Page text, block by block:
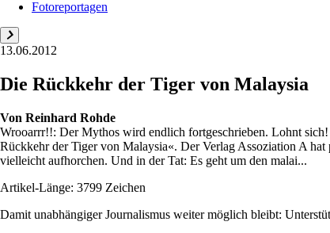
Fotoreportagen
13.06.2012
Die Rückkehr der Tiger von Malaysia
Von Reinhard Rohde
Wrooarrr!!: Der Mythos wird endlich fortgeschrieben. Lohnt
Rückkehr der Tiger von Malaysia«. Der Verlag Assoziation A hat
vielleicht aufhorchen. Und in der Tat: Es geht um den malai...
Artikel-Länge: 3799 Zeichen
Damit unabhängiger Journalismus weiter möglich bleibt: